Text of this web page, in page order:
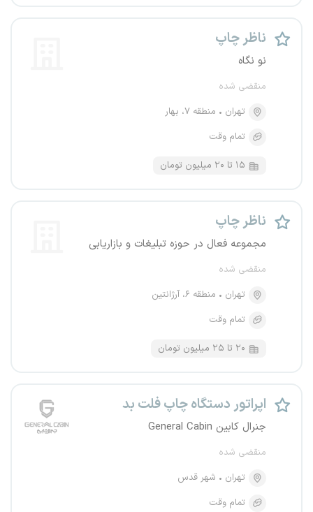
ناظر چاپ
نو نگاه
منقضی شده
تهران
منطقه ۷، بهار
تمام وقت
۱۵ تا ۲۰ میلیون تومان
ناظر چاپ
مجموعه فعال در حوزه تبلیغات و بازاریابی
منقضی شده
تهران
منطقه ۶، آرژانتین
تمام وقت
۲۰ تا ۲۵ میلیون تومان
اپراتور دستگاه چاپ فلت بد
جنرال کابین General Cabin
منقضی شده
تهران
شهر قدس
تمام وقت